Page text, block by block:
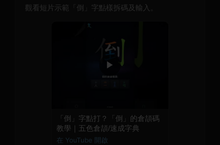
觀看短片示範「倒」字點樣拆碼及輸入。
▶
「倒」字點打？「倒」的倉頡碼
教學｜五色倉頡/速成字典
在 YouTube 開啟